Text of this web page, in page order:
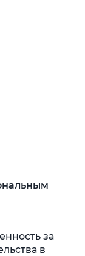
за
в